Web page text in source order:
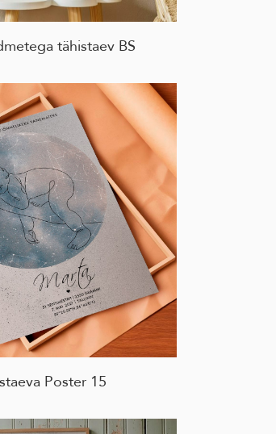
tähistaev BS
Poster 15